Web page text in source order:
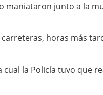
junto a la
horas más
la Policía tuvo que